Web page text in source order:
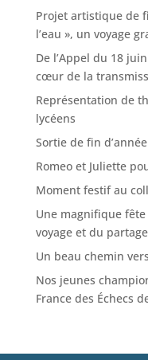
Projet artistique de
l’eau », un voyage
De l’Appel du 18
cœur de la
Représentation de
lycéens
Sortie de fin
Romeo et Juliette
Moment festif au
Une magnifique fête
voyage et du
Un beau chemin
Nos jeunes
France des Échecs